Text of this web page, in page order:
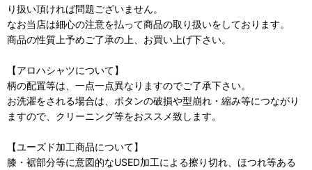
り扱い頂ければ問題ございません。
なお当店は細心の注意を払って商品の取り扱いをしております。
商品の性質上予めご了承の上、お買い上げ下さい。
【アロハシャツについて】
柄の配置等は、一点一点異なりますのでご了承下さい。
お洗濯をされる場合は、ボタンの破損や型崩れ・縮み等につながり
ますので、クリーニング等をおススメ致します。
【ユーズド加工商品について】
膝・裾部分等に意図的なUSED加工による擦り切れ、ほつれ等ある